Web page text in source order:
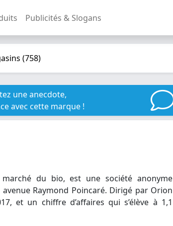
Publicités & Slogans
(758)
une anecdote,
avec cette marque !
du bio, est une société anonyme
Raymond Poincaré. Dirigé par Orion
et un chiffre d’affaires qui s’élève à 1,1